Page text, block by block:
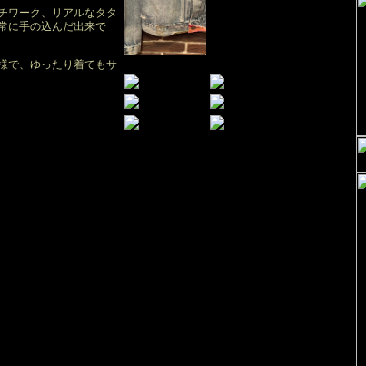
ワーク、リアルなタタ
に手の込んだ出来で
で、ゆったり着てもサ